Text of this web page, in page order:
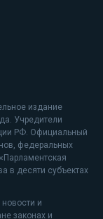
издание
Учредители
РФ. Официальный
федеральных
в десяти субъектах
и
законах и